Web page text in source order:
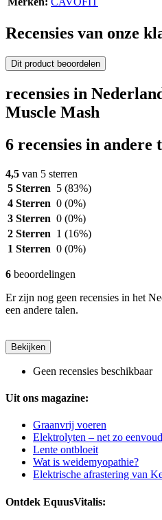
Recensies van onze
Dit product beoordelen
recensies in
Muscle Mash
6 recensies in andere
4,5 van 5 sterren
5 Sterren 5 (83%)
4 Sterren 0 (0%)
3 Sterren 0 (0%)
2 Sterren 1 (16%)
1 Sterren 0 (0%)
6 beoordelingen
Er zijn nog geen recensies in het
een andere talen.
Bekijken
Geen recensies beschikbaar
Uit ons magazine:
Graanvrij voeren
Elektrolyten – net zo
Lente ontbloeit
Wat is weidemyopathie?
Elektrische afrastering van
Ontdek EquusVitalis: